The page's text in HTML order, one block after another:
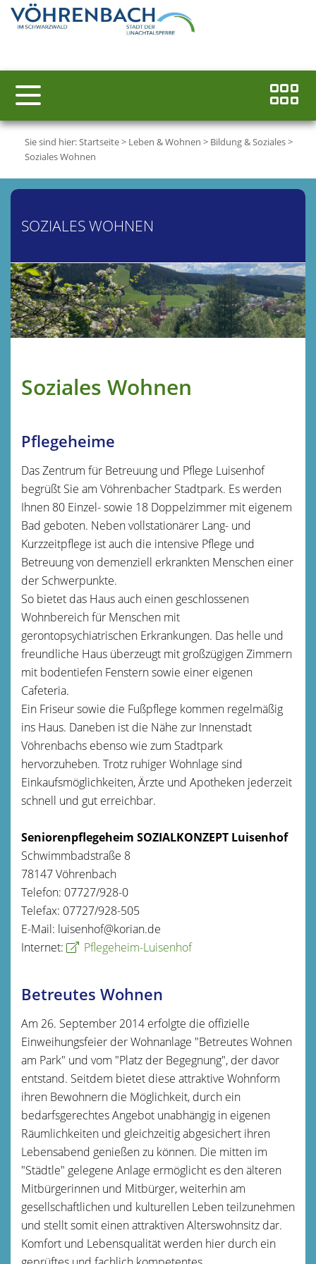
Sie sind hier:Startseite> Leben & Wohnen > Bildung & Soziales>
Soziales Wohnen
SOZIALES WOHNEN
Soziales Wohnen
Pflegeheime
Das Zentrum für Betreuung und Pflege Luisenhof
begrüßt Sie am Vöhrenbacher Stadtpark. Es werden
Ihnen 80 Einzel- sowie 18 Doppelzimmer mit eigenem
Bad geboten. Neben vollstationärer Lang- und
Kurzzeitpflege ist auch die intensive Pflege und
Betreuung von demenziell erkrankten Menschen einer
der Schwerpunkte.
So bietet das Haus auch einen geschlossenen
Wohnbereich für Menschen mit
gerontopsychiatrischen Erkrankungen. Das helle und
freundliche Haus überzeugt mit großzügigen Zimmern
mit bodentiefen Fenstern sowie einer eigenen
Cafeteria.
Ein Friseur sowie die Fußpflege kommen regelmäßig
ins Haus. Daneben ist die Nähe zur Innenstadt
Vöhrenbachs ebenso wie zum Stadtpark
hervorzuheben. Trotz ruhiger Wohnlage sind
Einkaufsmöglichkeiten, Ärzte und Apotheken jederzeit
schnell und gut erreichbar.
Seniorenpflegeheim SOZIALKONZEPT Luisenhof
Schwimmbadstraße 8
78147 Vöhrenbach
Telefon: 07727/928-0
Telefax: 07727/928-505
E-Mail: luisenhof@korian.de
Internet:
Pflegeheim-Luisenhof
Betreutes Wohnen
Am 26. September 2014 erfolgte die offizielle
Einweihungsfeier der Wohnanlage "Betreutes Wohnen
am Park" und vom "Platz der Begegnung", der davor
entstand. Seitdem bietet diese attraktive Wohnform
ihren Bewohnern die Möglichkeit, durch ein
bedarfsgerechtes Angebot unabhängig in eigenen
Räumlichkeiten und gleichzeitig abgesichert ihren
Lebensabend genießen zu können. Die mitten im
"Städtle" gelegene Anlage ermöglicht es den älteren
Mitbürgerinnen und Mitbürger, weiterhin am
gesellschaftlichen und kulturellen Leben teilzunehmen
und stellt somit einen attraktiven Alterswohnsitz dar.
Komfort und Lebensqualität werden hier durch ein